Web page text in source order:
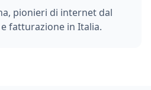
pionieri di internet dal
e fatturazione in Italia.